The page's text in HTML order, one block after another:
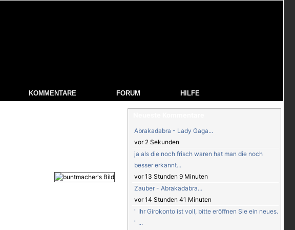
KOMMENTARE FORUM HILFE
Abrakadabra - Lady Gaga...
vor 2 Sekunden
ja als die noch frisch waren hat man die noch
besser erkannt...
vor 13 Stunden 9 Minuten
Zauber - Abrakadabra...
vor 14 Stunden 41 Minuten
" Ihr Girokonto ist voll, bitte eröffnen Sie ein neues.
" ...